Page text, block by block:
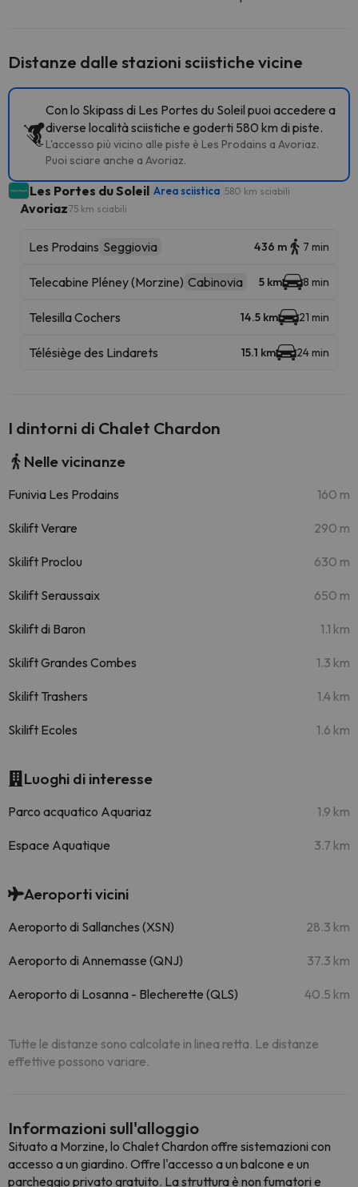
Distanze dalle stazioni sciistiche vicine
Con lo Skipass di Les Portes du Soleil puoi accedere a
diverse località sciistiche e goderti 580 km di piste.
L'accesso più vicino alle piste è Les Prodains a Avoriaz.
Puoi sciare anche a Avoriaz.
Les Portes du Soleil Area sciistica 580 km sciabili
Avoriaz75 km sciabili
Les Prodains Seggiovia 436 m 7 min
Telecabine Pléney (Morzine) Cabinovia 5 km 8 min
Telesilla Cochers 14.5 km 21 min
Télésiège des Lindarets 15.1 km 24 min
I dintorni di Chalet Chardon
Nelle vicinanze
Funivia Les Prodains 160 m
Skilift Verare 290 m
Skilift Proclou 630 m
Skilift Seraussaix 650 m
Skilift di Baron 1.1 km
Skilift Grandes Combes 1.3 km
Skilift Trashers 1.4 km
Skilift Ecoles 1.6 km
Luoghi di interesse
Parco acquatico Aquariaz 1.9 km
Espace Aquatique 3.7 km
Aeroporti vicini
Aeroporto di Sallanches (XSN) 28.3 km
Aeroporto di Annemasse (QNJ) 37.3 km
Aeroporto di Losanna - Blecherette (QLS) 40.5 km
Tutte le distanze sono calcolate in linea retta. Le distanze
effettive possono variare.
Informazioni sull'alloggio
Situato a Morzine, lo Chalet Chardon offre sistemazioni con
accesso a un giardino. Offre l'accesso a un balcone e un
parcheggio privato gratuito. La struttura è non fumatori e